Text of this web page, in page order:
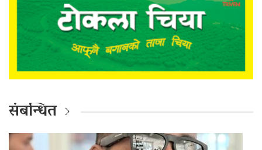
संबन्धित